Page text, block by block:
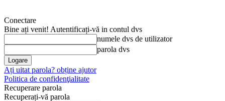
Conectare
Bine ați venit! Autentificați-vă in contul dvs
numele dvs de utilizator
parola dvs
Ați uitat parola? obține ajutor
Politica de confidenţialitate
Recuperare parola
Recuperați-vă parola